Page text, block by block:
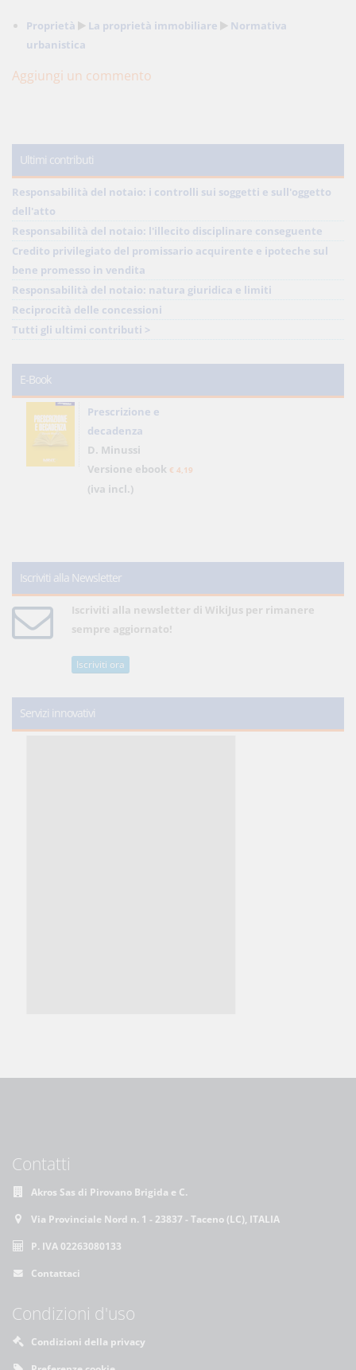
Proprietà La proprietà immobiliare
Normativa
urbanistica
Aggiungi un commento
Ultimi contributi
Responsabilità del notaio: i controlli sui soggetti e sull'oggetto
dell'atto
Responsabilità del notaio: l'illecito disciplinare conseguente
Credito privilegiato del promissario acquirente e ipoteche sul
bene promesso in vendita
Responsabilità del notaio: natura giuridica e limiti
Reciprocità delle concessioni
Tutti gli ultimi contributi >
E-Book
Prescrizione e
decadenza
D. Minussi
Versione ebook € 4,19
(iva incl.)
Iscriviti alla Newsletter
Iscriviti alla newsletter di WikiJus per rimanere
sempre aggiornato!
Iscriviti ora
Servizi innovativi
Contatti
Akros Sas di Pirovano Brigida e C.
Via Provinciale Nord n. 1 - 23837 - Taceno (LC), ITALIA
P. IVA 02263080133
Contattaci
Condizioni d'uso
Condizioni della privacy